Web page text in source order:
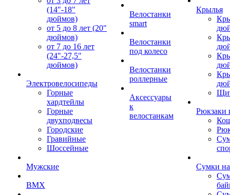
(14"-18"
дюймов)
от 5 до 8 лет (20"
дюймов)
от 7 до 16 лет
(24"-27,5"
дюймов)
Электровелосипеды
Горные
хардтейлы
Горные
двухподвесы
Городские
Гравийные
Шоссейные
Мужские
BMX
Велостанки
smart
Велостанки
под колесо
Велостанки
роллерные
Аксессуары
к
велостанкам
Крылья
Рюкзаки
Сумки